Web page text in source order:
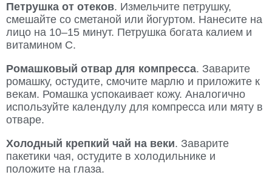
Петрушка от отеков. Измельчите петрушку,
смешайте со сметаной или йогуртом. Нанесите на
лицо на 10–15 минут. Петрушка богата калием и
витамином C.
Ромашковый отвар для компресса. Заварите
ромашку, остудите, смочите марлю и приложите к
векам. Ромашка успокаивает кожу. Аналогично
используйте календулу для компресса или мяту в
отваре.
Холодный крепкий чай на веки. Заварите
пакетики чая, остудите в холодильнике и
положите на глаза.